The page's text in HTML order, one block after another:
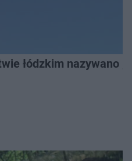
łódzkim nazywano